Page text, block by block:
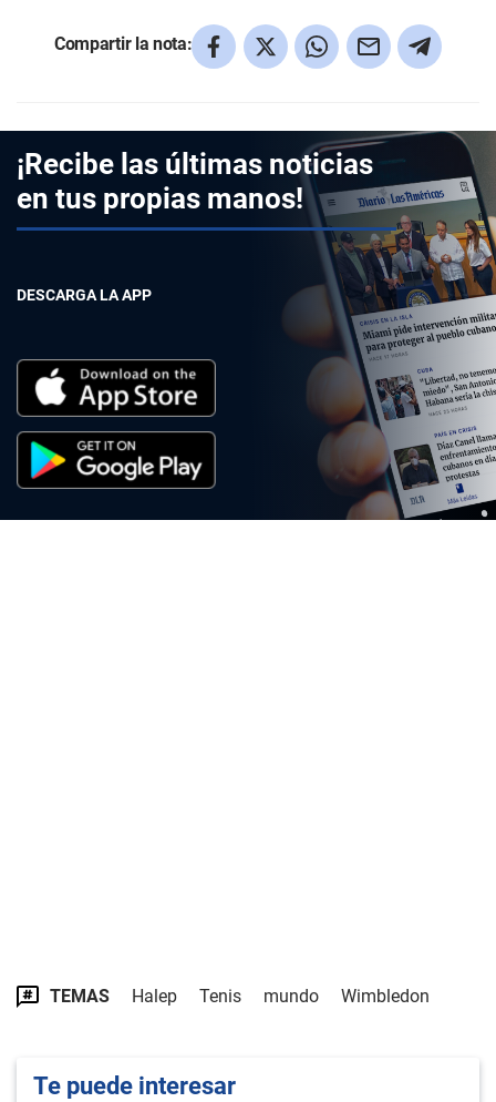
Compartir la nota:
¡Recibe las últimas noticias
en tus propias manos!
DESCARGA LA APP
TEMAS Halep Tenis mundo Wimbledon
Te puede interesar